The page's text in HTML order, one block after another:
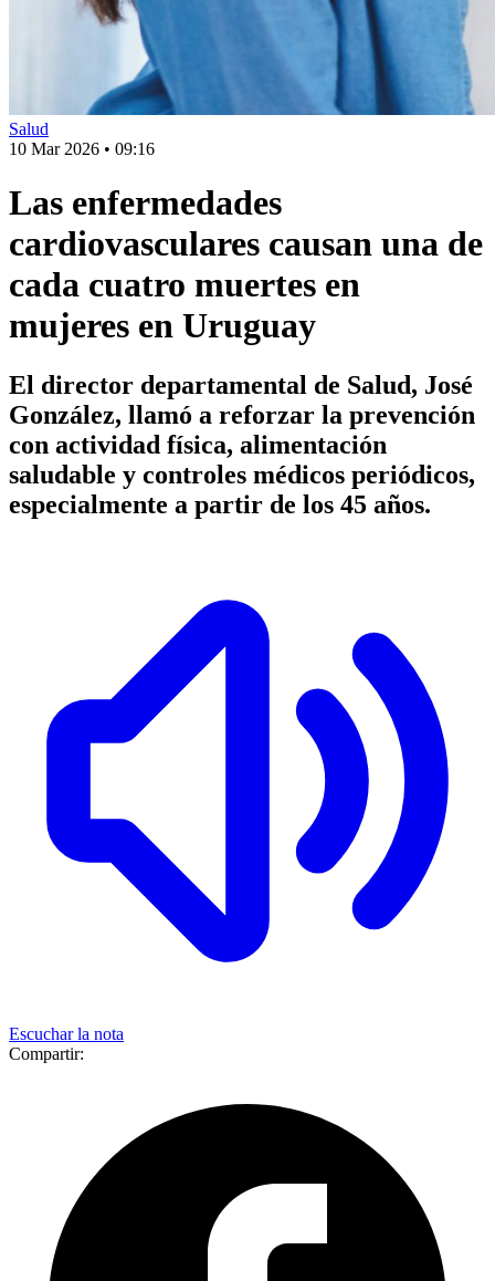
Salud
10 Mar 2026 • 09:16
Las enfermedades
cardiovasculares causan una de
cada cuatro muertes en
mujeres en Uruguay
El director departamental de Salud, José
González, llamó a reforzar la prevención
con actividad física, alimentación
saludable y controles médicos periódicos,
especialmente a partir de los 45 años.
Escuchar la nota
Compartir: